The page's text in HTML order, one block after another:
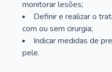
monitorar lesões;
Definir e realizar o
com ou sem cirurgia;
Indicar medidas de
pele.